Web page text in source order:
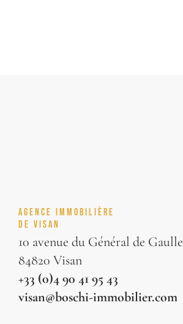
AGENCE IMMOBILIÈRE
DE VISAN
10 avenue du Général de Gaulle
84820 Visan
+33 (0)4 90 41 95 43
visan@boschi-immobilier.com